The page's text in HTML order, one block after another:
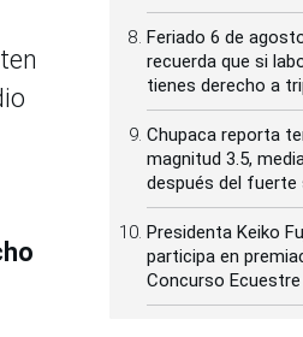
Feriado 6 de
recuerda que si
tienes derecho a
Chupaca reporta
magnitud 3.5,
después del fuerte
Presidenta Keiko
participa en
Concurso